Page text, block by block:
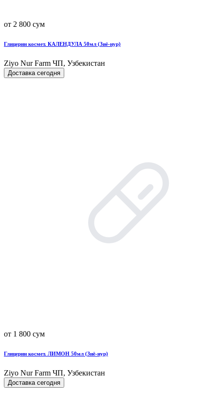
от 2 800 сум
Глицерин космет. КАЛЕНДУЛА 50мл (Зиё-нур)
Ziyo Nur Farm ЧП, Узбекистан
Доставка сегодня
от 1 800 сум
Глицерин космет. ЛИМОН 50мл (Зиё-нур)
Ziyo Nur Farm ЧП, Узбекистан
Доставка сегодня